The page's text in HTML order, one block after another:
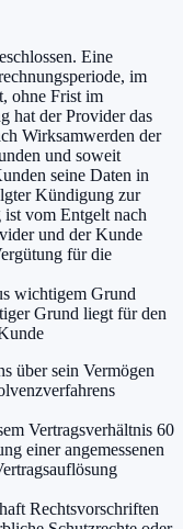
Eine
im
ohne Frist im
hat der Provider das
Wirksamwerden der
und soweit
seine Daten in
Kündigung zur
vom Entgelt nach
und der Kunde
für die
wichtigem Grund
Grund liegt für den
über sein Vermögen
Vertragsverhältnis 60
einer angemessenen
Rechtsvorschriften